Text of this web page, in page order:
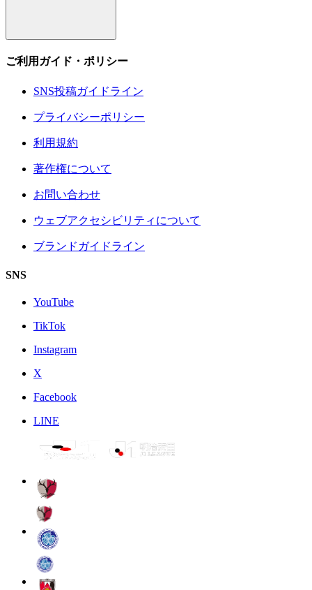
ご利用ガイド・ポリシー
SNS投稿ガイドライン
プライバシーポリシー
利用規約
著作権について
お問い合わせ
ウェブアクセシビリティについて
ブランドガイドライン
SNS
YouTube
TikTok
Instagram
X
Facebook
LINE